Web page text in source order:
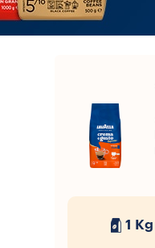
1 Kg